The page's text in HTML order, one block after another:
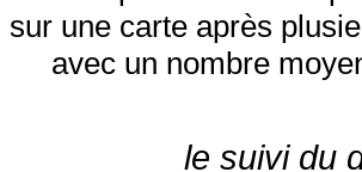
sur une carte après
avec un nombre
le suivi du